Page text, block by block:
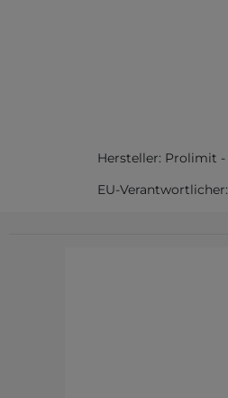
Hersteller: Prolimit -
EU-Verantwortlicher: